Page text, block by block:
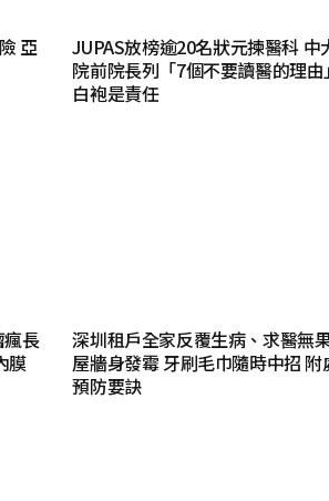
亞
JUPAS放榜逾20名狀元揀醫科 中
院前院長列「7個不要讀醫的理
白袍是責任
瘋長
膜
深圳租戶全家反覆生病、求醫無
屋牆身發霉 牙刷毛巾隨時中招 附
預防要訣